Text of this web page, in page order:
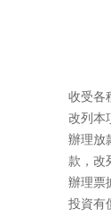
收受各
改列本
辦理放
款，改
辦理票
投資有